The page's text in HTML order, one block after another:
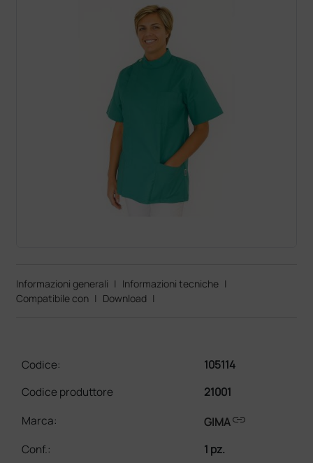
Informazioni generali | Informazioni tecniche |
Compatibile con | Download |
Codice:
105114
Codice produttore
21001
Marca:
GIMAlink
Conf.:
1 pz.